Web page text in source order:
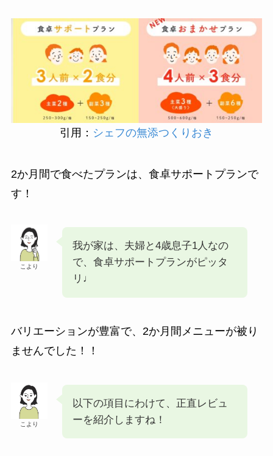
引用： シェフの無添つくりおき
2か月間で食べたプランは、食卓サポートプランで
す！
こより
我が家は、夫婦と4歳息子1人なの
で、食卓サポートプランがピッタ
リ♩
バリエーションが豊富で、2か月間メニューが被り
ませんでした！！
こより
以下の項目にわけて、正直レビュ
ーを紹介しますね！